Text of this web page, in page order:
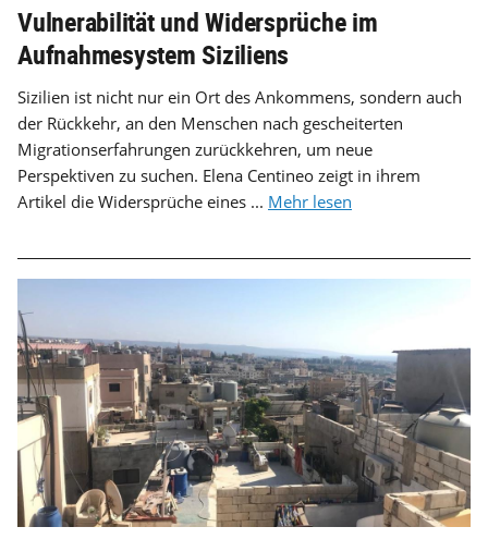
Vulnerabilität und Widersprüche im
Aufnahmesystem Siziliens
Sizilien ist nicht nur ein Ort des Ankommens, sondern auch
der Rückkehr, an den Menschen nach gescheiterten
Migrationserfahrungen zurückkehren, um neue
Perspektiven zu suchen. Elena Centineo zeigt in ihrem
Artikel die Widersprüche eines ... Mehr lesen